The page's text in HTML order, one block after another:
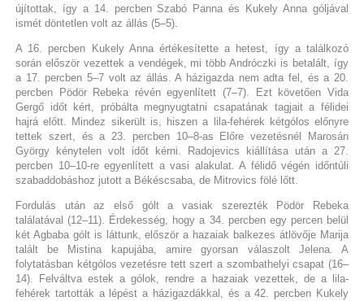
újítottak, így a 14. percben Szabó Panna és Kukely Anna góljával
ismét döntetlen volt az állás (5–5).
A 16. percben Kukely Anna értékesítette a hetest, így a találkozó
során először vezettek a vendégek, mi több Andróczki is betalált, így
a 17. percben 5–7 volt az állás. A házigazda nem adta fel, és a 20.
percben Pödör Rebeka révén egyenlített (7–7). Ezt követően Vida
Gergő időt kért, próbálta megnyugtatni csapatának tagjait a félidei
hajrá előtt. Mindez sikerült is, hiszen a lila-fehérek kétgólos előnyre
tettek szert, és a 23. percben 10–8-as Előre vezetésnél Marosán
György kénytelen volt időt kérni. Radojevics kiállítása után a 27.
percben 10–10-re egyenlített a vasi alakulat. A félidő végén időntúli
szabaddobáshoz jutott a Békéscsaba, de Mitrovics fölé lőtt.
Fordulás után az első gólt a vasiak szerezték Pödör Rebeka
találatával (12–11). Érdekesség, hogy a 34. percben egy percen belül
két Agbaba gólt is láttunk, először a hazaiak balkezes átlövője Marija
talált be Mistina kapujába, amire gyorsan válaszolt Jelena. A
folytatásban kétgólos vezetésre tett szert a szombathelyi csapat (16–
14). Felváltva estek a gólok, rendre a hazaiak vezettek, de a lila-
fehérek tartották a lépést a házigazdákkal, és a 42. percben Kukely